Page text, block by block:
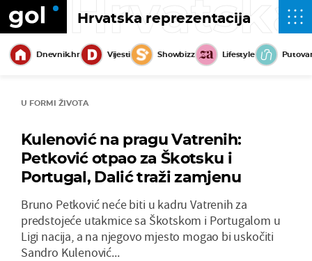
Hrvatska reprezentacija
Dnevnik.hr Vijesti Showbizz Lifestyle
U FORMI ŽIVOTA
Kulenović na pragu Vatrenih:
Petković otpao za Škotsku i
Portugal, Dalić traži zamjenu
Bruno Petković neće biti u kadru Vatrenih za
predstojeće utakmice sa Škotskom i Portugalom u
Ligi nacija, a na njegovo mjesto mogao bi uskočiti
Sandro Kulenović...